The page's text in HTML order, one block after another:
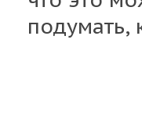
подумать,